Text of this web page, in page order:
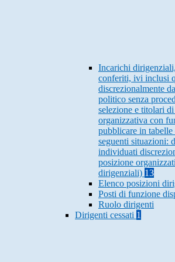
Incarichi
conferiti, ivi inclusi
discrezionalmente
politico senza
selezione e titolari
organizzativa con
pubblicare in
seguenti situazioni:
individuati
posizione
dirigenziali) 13
Elenco posizioni
Posti di funzione
Ruolo dirigenti
Dirigenti cessati 1